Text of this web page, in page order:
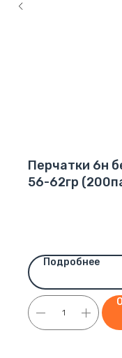
Перчатки 6н
56-62гр
Подробнее